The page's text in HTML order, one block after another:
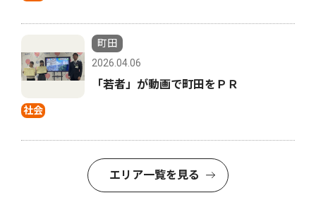
社会
町田
2026.04.06
「若者」が動画で町田をＰＲ
エリア一覧を見る